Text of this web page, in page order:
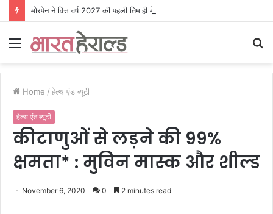
Menu
Home / हेल्थ एंड ब्यूटी
हेल्थ एंड ब्यूटी
कीटाणुओं से लड़ने की 99%
क्षमता* : मुविन मास्क और शील्ड
November 6, 2020 0 2 minutes read